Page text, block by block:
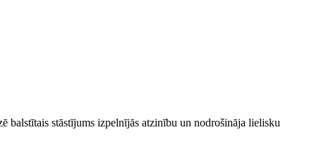
balstītais stāstījums izpelnījās atzinību un nodrošināja lielisku